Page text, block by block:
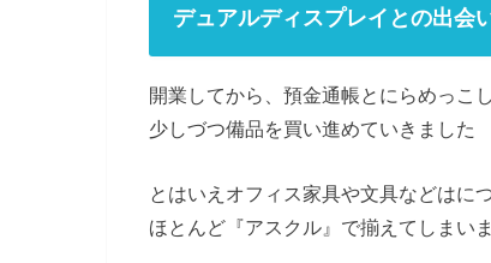
デュアルディスプレイとの出会
開業してから、預金通帳とにらめっこ
少しづつ備品を買い進めていきました
とはいえオフィス家具や文具などはに
ほとんど『アスクル』で揃えてしまい